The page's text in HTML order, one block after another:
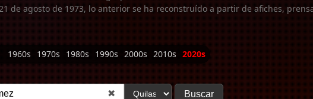
de agosto de 1973, lo anterior se ha reconstruído a partir de afiches,
1960s 1970s 1980s 1990s 2000s 2010s 2020s
✖